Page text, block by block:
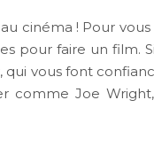
cinéma ! Pour
pour faire un film.
vous font
comme Joe